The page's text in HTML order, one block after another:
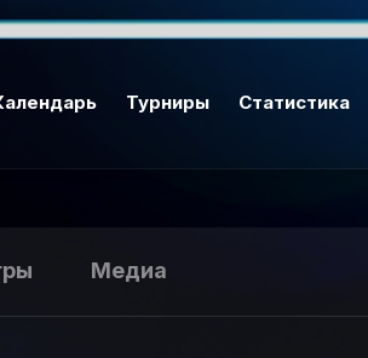
Турниры Статистика
Медиа